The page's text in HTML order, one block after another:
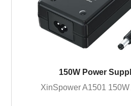
150W Power
XinSpower A1501